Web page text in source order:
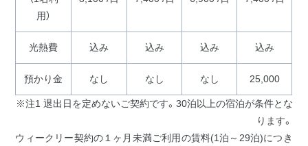
用）
光熱費 込み 込み 込み 込み
預かり金 なし なし なし 25,000
※注1 退出日を定めないご契約です。30泊以上の宿泊が条件とな
ります。
ウィークリー契約の１ヶ月未満ご利用の賃料(1泊～29泊)につき